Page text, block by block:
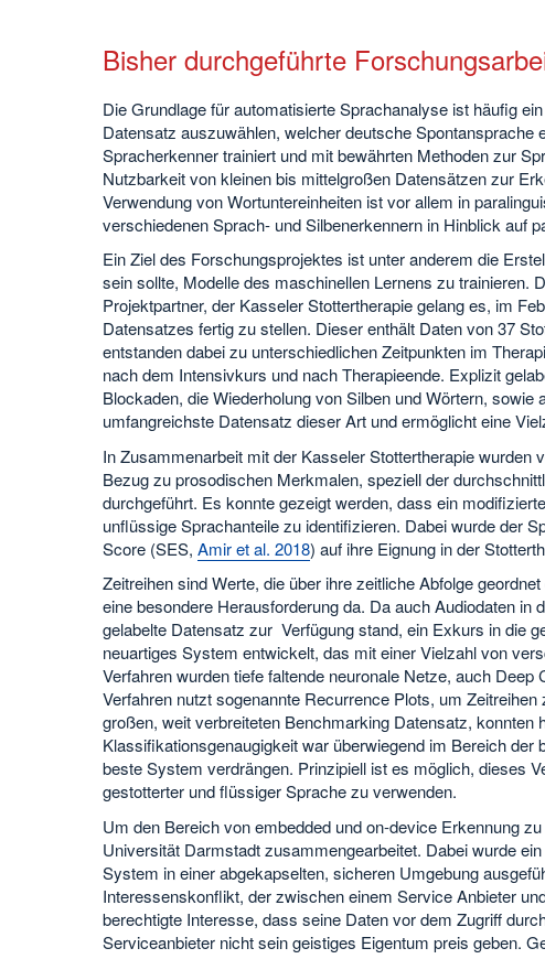
Bisher durchgeführte
Die Grundlage für automatisierte Sprachanalyse ist häufig
Datensatz auszuwählen, welcher deutsche
Spracherkenner trainiert und mit bewährten Methoden zur
Nutzbarkeit von kleinen bis mittelgroßen Datensätzen zur
Verwendung von Wortuntereinheiten ist vor allem in
verschiedenen Sprach- und Silbenerkennern in Hinblick auf
Ein Ziel des Forschungsprojektes ist unter anderem die
sein sollte, Modelle des maschinellen Lernens zu trainieren.
Projektpartner, der Kasseler Stottertherapie gelang es, im
Datensatzes fertig zu stellen. Dieser enthält Daten von 37
entstanden dabei zu unterschiedlichen Zeitpunkten im
nach dem Intensivkurs und nach Therapieende. Explizit
Blockaden, die Wiederholung von Silben und Wörtern,
umfangreichste Datensatz dieser Art und ermöglicht eine
In Zusammenarbeit mit der Kasseler Stottertherapie
Bezug zu prosodischen Merkmalen, speziell der
durchgeführt. Es konnte gezeigt werden, dass ein
unflüssige Sprachanteile zu identifizieren. Dabei wurde der
Score (SES, Amir et al. 2018) auf ihre Eignung in der
Zeitreihen sind Werte, die über ihre zeitliche Abfolge
eine besondere Herausforderung da. Da auch Audiodaten
gelabelte Datensatz zur Verfügung stand, ein Exkurs in die
neuartiges System entwickelt, das mit einer Vielzahl von
Verfahren wurden tiefe faltende neuronale Netze, auch
Verfahren nutzt sogenannte Recurrence Plots, um
großen, weit verbreiteten Benchmarking Datensatz, konnten
Klassifikationsgenaugigkeit war überwiegend im Bereich
beste System verdrängen. Prinzipiell ist es möglich, dieses
gestotterter und flüssiger Sprache zu verwenden.
Um den Bereich von embedded und on-device Erkennung
Universität Darmstadt zusammengearbeitet. Dabei wurde
System in einer abgekapselten, sicheren Umgebung
Interessenskonflikt, der zwischen einem Service Anbieter
berechtigte Interesse, dass seine Daten vor dem Zugriff
Serviceanbieter nicht sein geistiges Eigentum preis geben.